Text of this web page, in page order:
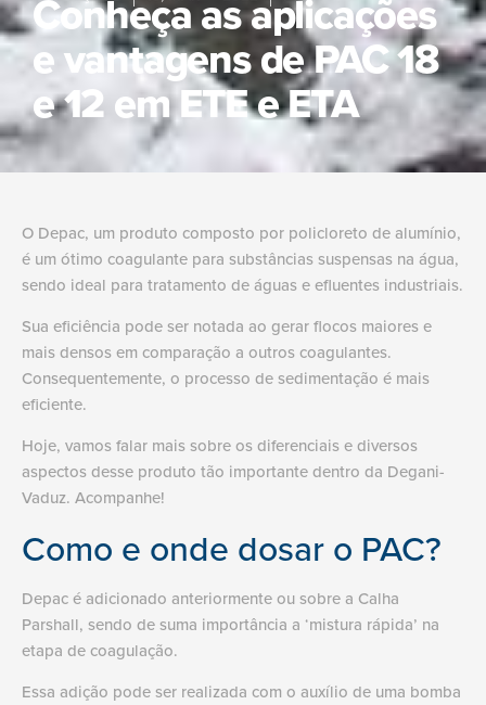
Conheça as aplicações
e vantagens de PAC 18
e 12 em ETE e ETA
O Depac, um produto composto por policloreto de alumínio,
é um ótimo coagulante para substâncias suspensas na água,
sendo ideal para tratamento de águas e efluentes industriais.
Sua eficiência pode ser notada ao gerar flocos maiores e
mais densos em comparação a outros coagulantes.
Consequentemente, o processo de sedimentação é mais
eficiente.
Hoje, vamos falar mais sobre os diferenciais e diversos
aspectos desse produto tão importante dentro da Degani-
Vaduz. Acompanhe!
Como e onde dosar o PAC?
Depac é adicionado anteriormente ou sobre a Calha
Parshall, sendo de suma importância a ‘mistura rápida’ na
etapa de coagulação.
Essa adição pode ser realizada com o auxílio de uma bomba